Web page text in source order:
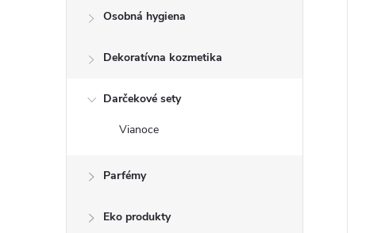
Osobná hygiena
Dekoratívna kozmetika
Darčekové sety
Vianoce
Parfémy
Eko produkty
€3,37